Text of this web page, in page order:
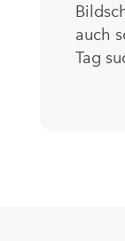
auch
Tag